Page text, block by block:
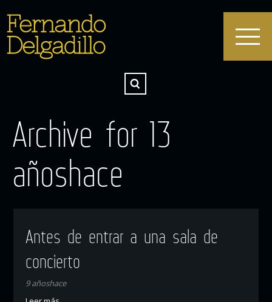
Archive for 13
añoshace
Antes de entrar a una sala de
concierto
9 añoshace